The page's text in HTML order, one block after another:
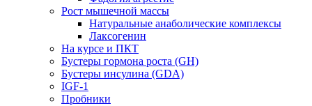
Рост мышечной массы
Натуральные анаболические комплексы
Лаксогенин
На курсе и ПКТ
Бустеры гормона роста (GH)
Бустеры инсулина (GDA)
IGF-1
Пробники